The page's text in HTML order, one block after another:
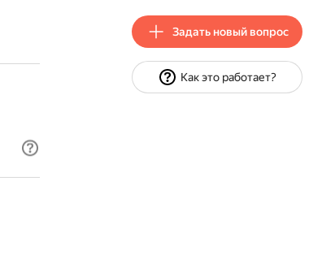
Задать новый вопрос
Как это работает?